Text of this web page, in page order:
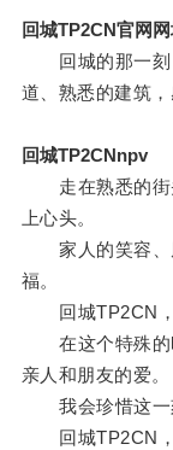
回城TP2CN官网
回城的那一刻
道、熟悉的建筑，
回城TP2CNnpv
走在熟悉的街
上心头。
家人的笑容、
福。
回城TP2CN，
在这个特殊的
亲人和朋友的爱。
我会珍惜这一
回城TP2CN，